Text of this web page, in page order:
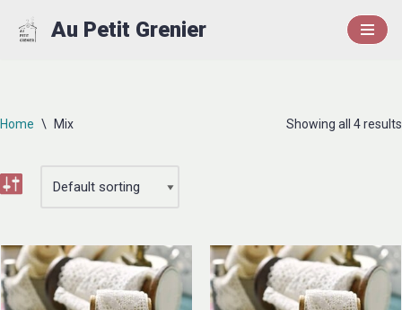
Au Petit Grenier
Home \ Mix Showing all 4 results